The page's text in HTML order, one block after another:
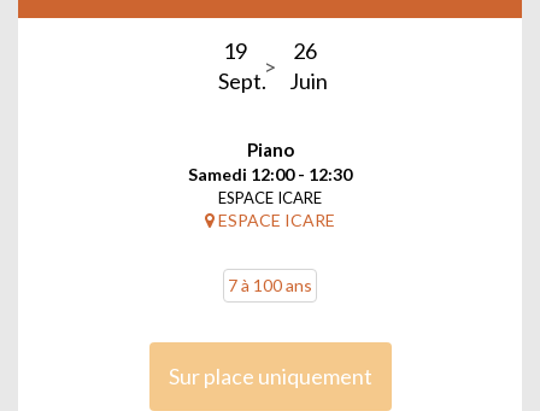
19
Sept.
26
Juin
Piano
Samedi 12:00 - 12:30
ESPACE ICARE
ESPACE ICARE
7 à 100 ans
Sur place uniquement